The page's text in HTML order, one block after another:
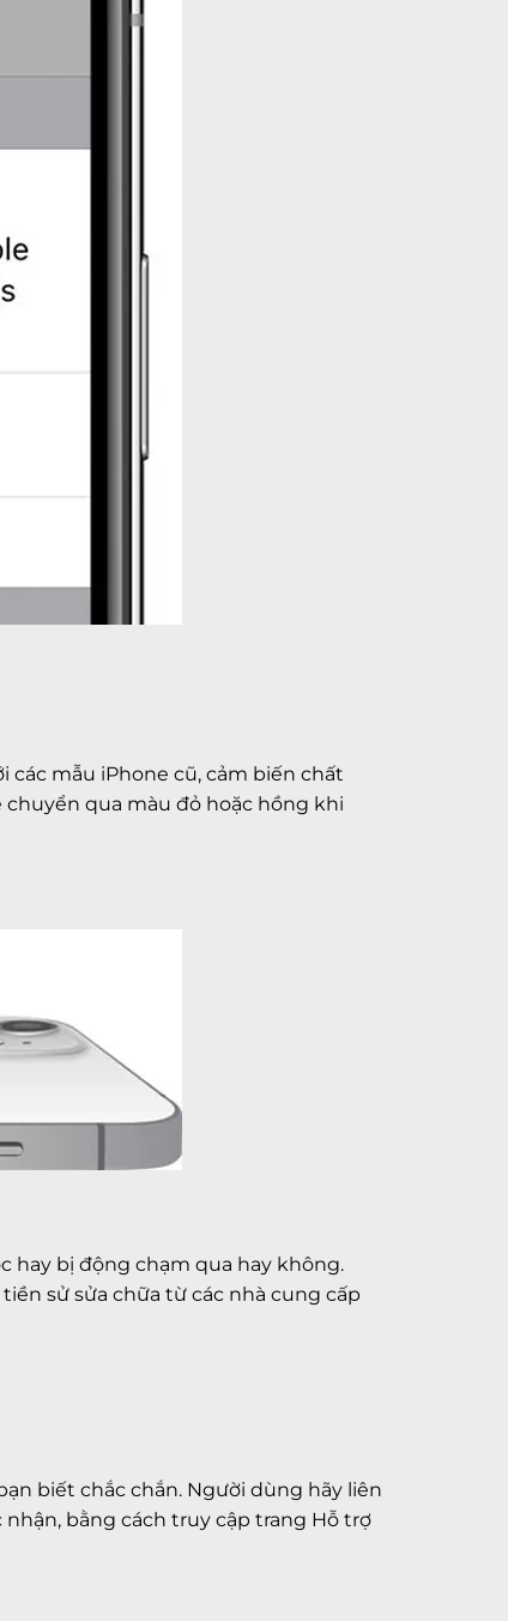
các mẫu iPhone cũ, cảm biến chất
qua màu đỏ hoặc hồng khi
hay bị động chạm qua hay không.
sử sửa chữa từ các nhà cung cấp
biết chắc chắn. Người dùng hãy liên
bằng cách truy cập trang Hỗ trợ